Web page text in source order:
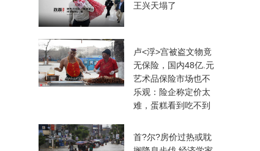
王兴天塌了
卢<浮>宫被盗文物竟
无保险，国内48亿.元
艺术品保险市场也不
乐观：险企称定价太
难，蛋糕看到吃不到
首?尔?房价过热或耽